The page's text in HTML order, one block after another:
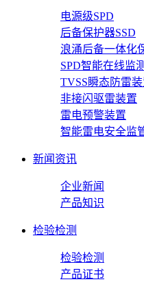
电源级SPD
后备保护器SSD
浪涌后备一体化
SPD智能在线监
TVSS瞬态防雷
非接闪驱雷装置
雷电预警装置
智能雷电安全监
新闻资讯
企业新闻
产品知识
检验检测
检验检测
产品证书